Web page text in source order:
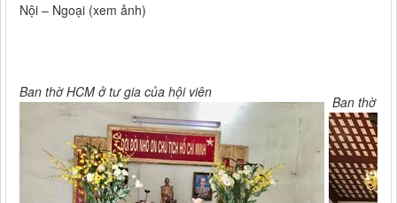
Nội – Ngoại (xem ảnh)
Ban thờ HCM ở tư gia của hội viên
Ban thờ